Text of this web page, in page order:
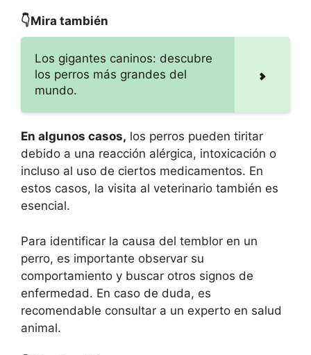
👇Mira también
Los gigantes caninos: descubre
los perros más grandes del
mundo.
En algunos casos, los perros pueden tiritar
debido a una reacción alérgica, intoxicación o
incluso al uso de ciertos medicamentos. En
estos casos, la visita al veterinario también es
esencial.
Para identificar la causa del temblor en un
perro, es importante observar su
comportamiento y buscar otros signos de
enfermedad. En caso de duda, es
recomendable consultar a un experto en salud
animal.